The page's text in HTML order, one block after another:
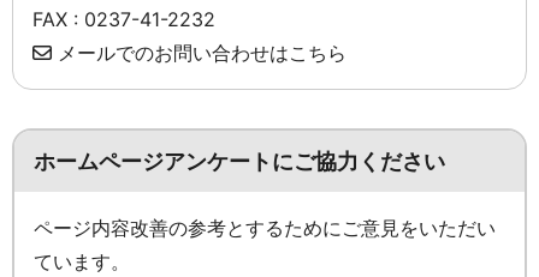
FAX : 0237-41-2232
メールでのお問い合わせはこちら
ホームページアンケートにご協力ください
ページ内容改善の参考とするためにご意見をいただい
ています。